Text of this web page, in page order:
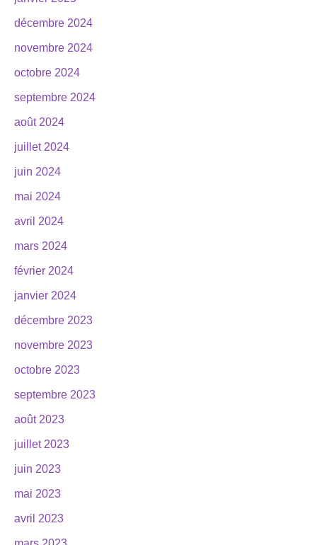
décembre 2024
novembre 2024
octobre 2024
septembre 2024
août 2024
juillet 2024
juin 2024
mai 2024
avril 2024
mars 2024
février 2024
janvier 2024
décembre 2023
novembre 2023
octobre 2023
septembre 2023
août 2023
juillet 2023
juin 2023
mai 2023
avril 2023